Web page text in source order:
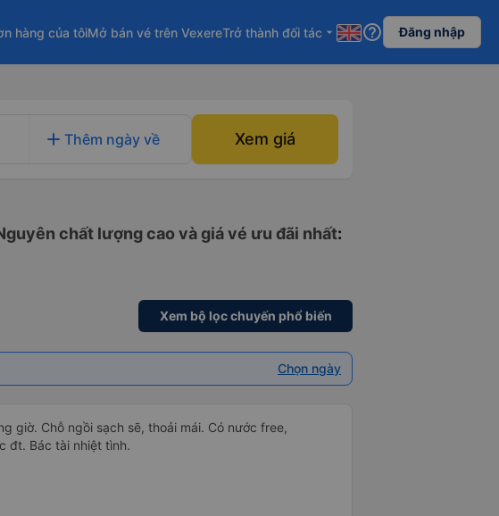
hàng của tôiMở bán vé trên VexereTrở thành đối tác arrow_drop_down help_outline Đăng nhập
add Thêm ngày về Xem giá
chất lượng cao và giá vé ưu đãi nhất:
Xem bộ lọc chuyến phổ biến
Chọn ngày
giờ. Chỗ ngồi sạch sẽ, thoải mái. Có nước free,
đt. Bác tài nhiệt tình.